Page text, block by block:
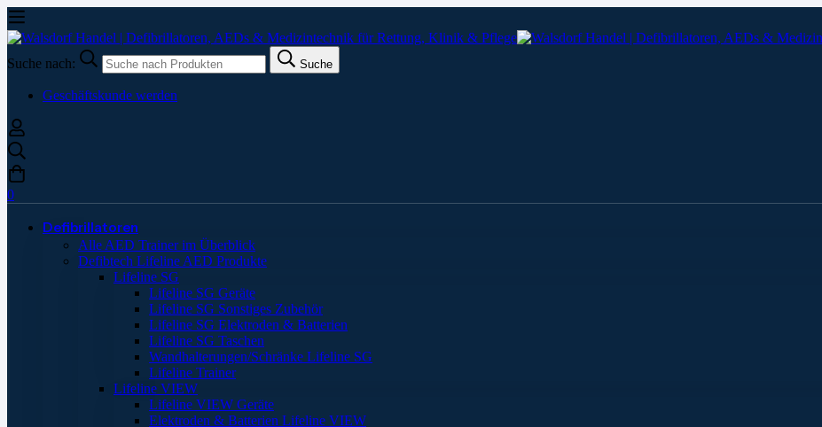
Suche nach: Suche
Geschäftskunde werden
0
Defibrillatoren
Alle AED Trainer im Überblick
Defibtech Lifeline AED Produkte
Lifeline SG
Lifeline SG Geräte
Lifeline SG Sonstiges Zubehör
Lifeline SG Elektroden & Batterien
Lifeline SG Taschen
Wandhalterungen/Schränke Lifeline SG
Lifeline Trainer
Lifeline VIEW
Lifeline VIEW Geräte
Elektroden & Batterien Lifeline VIEW